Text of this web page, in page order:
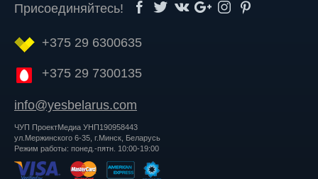
Присоединяйтесь!
+375 29 6300635
+375 29 7300135
info@yesbelarus.com
ЧУП ПроектМедиа УНП190958443
ул.Мержинского 6-35, г.Минск, Беларусь
Режим работы: понед.-пятн. 10:00-19:00